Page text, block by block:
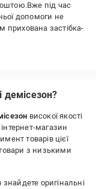
під час
допомоги не
прихована застібка-
демісезон?
високої якості
магазин
товарів цієї
з низькими
оригінальні